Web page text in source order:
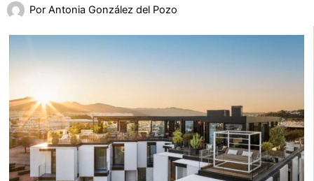
Por Antonia González del Pozo